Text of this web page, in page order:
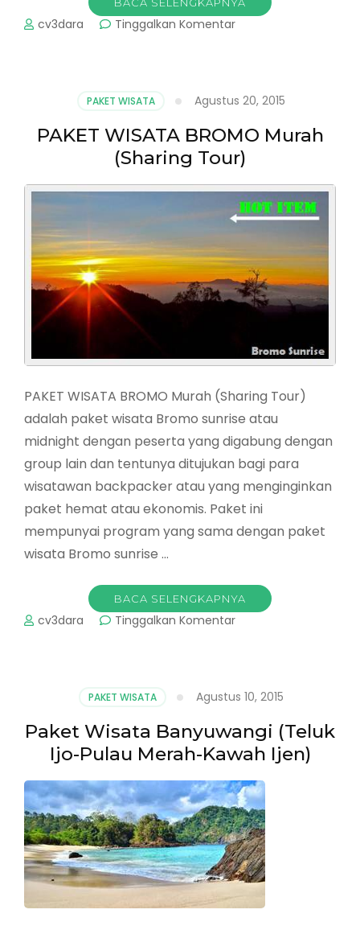
cv3dara Tinggalkan Komentarpada
Banyuwangi
PAKET WISATA Agustus 20, 2015
PAKET WISATA BROMO Murah
(Sharing Tour)
PAKET WISATA BROMO Murah (Sharing Tour)
adalah paket wisata Bromo sunrise atau
midnight dengan peserta yang digabung dengan
group lain dan tentunya ditujukan bagi para
wisatawan backpacker atau yang menginginkan
paket hemat atau ekonomis. Paket ini
mempunyai program yang sama dengan paket
wisata Bromo sunrise …
BACA SELENGKAPNYA
cv3dara Tinggalkan Komentarpada
(Sharing
PAKET WISATA Agustus 10, 2015
Paket Wisata Banyuwangi (Teluk
Ijo-Pulau Merah-Kawah Ijen)